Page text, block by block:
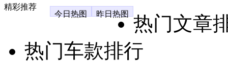
精彩推荐
今日热图
昨日热图
热门文章
热门车款排行